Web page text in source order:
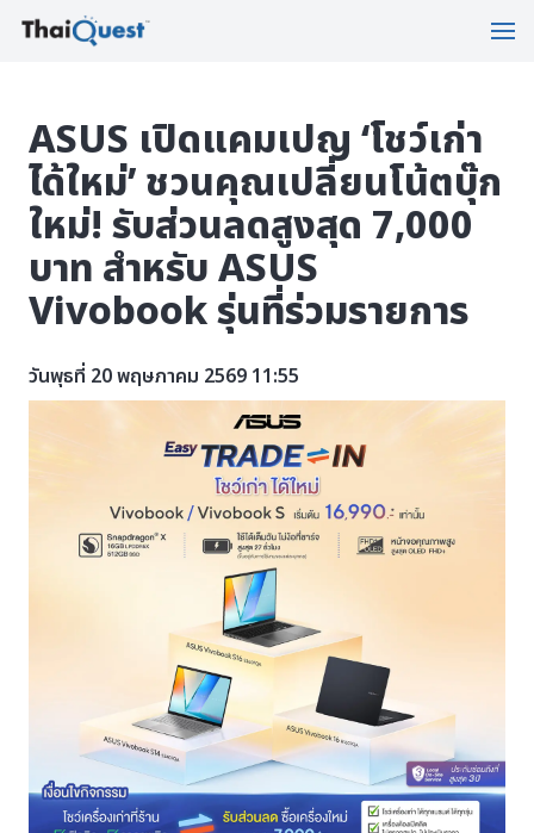
ASUS เปิดแคมเปญ ‘โชว์เก่า
ได้ใหม่’ ชวนคุณเปลี่ยนโน้ตบุ๊ก
ใหม่! รับส่วนลดสูงสุด 7,000
บาท สำหรับ ASUS
Vivobook รุ่นที่ร่วมรายการ
วันพุธที่ 20 พฤษภาคม 2569 11:55